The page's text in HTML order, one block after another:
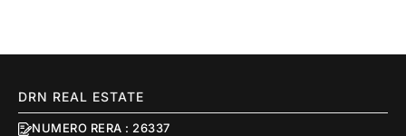
DRN REAL ESTATE
NUMERO RERA : 26337